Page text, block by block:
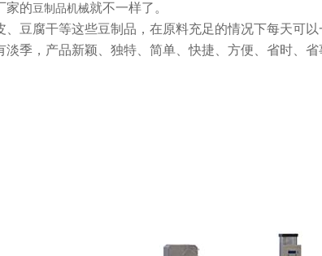
家的豆制品机械就不一样了。
豆腐干等这些豆制品，在原料充足的情况下每天可以
季，产品新颖、独特、简单、快捷、方便、省时、